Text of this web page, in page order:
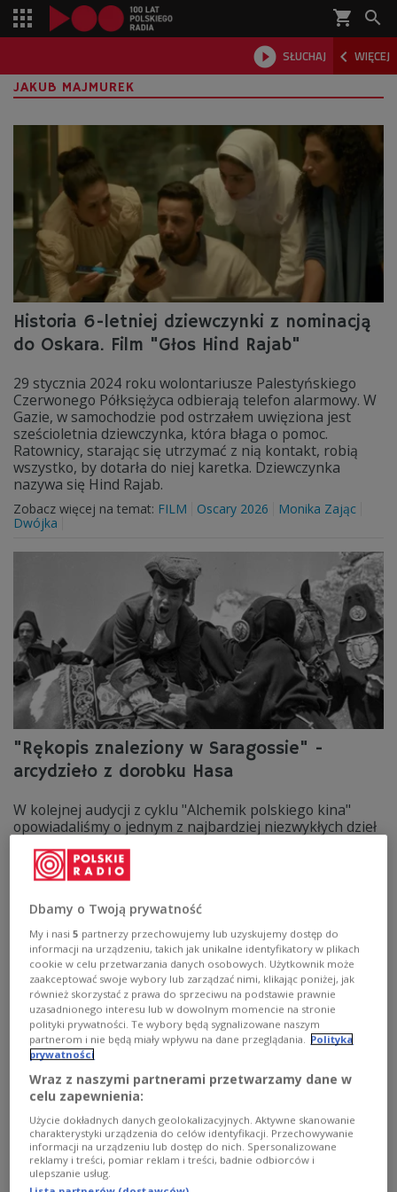
shopping_cart 
 SŁUCHAJ  WIĘCEJ

JAKUB MAJMUREK
Historia 6-letniej dziewczynki z nominacją
do Oskara. Film "Głos Hind Rajab"
29 stycznia 2024 roku wolontariusze Palestyńskiego
Czerwonego Półksiężyca odbierają telefon alarmowy. W
Gazie, w samochodzie pod ostrzałem uwięziona jest
sześcioletnia dziewczynka, która błaga o pomoc.
Ratownicy, starając się utrzymać z nią kontakt, robią
wszystko, by dotarła do niej karetka. Dziewczynka
nazywa się Hind Rajab.
Zobacz więcej na temat: FILM Oscary 2026
Monika Zając
Dwójka
"Rękopis znaleziony w Saragossie" -
arcydzieło z dorobku Hasa
W kolejnej audycji z cyklu "Alchemik polskiego kina"
opowiadaliśmy o jednym z najbardziej niezwykłych dzieł
znaleziony w Saragossie" w reżyserii Wojciecha Jerzego
Hasa.
Zobacz więcej na temat:
Wojciech Jerzy Has
Rękopis znaleziony w Saragossie
Rok Wojciecha Jerzego Hasa
Marcin Pesta
Dwójka
KULTURA
FILM
Czerwony sztandar wyprowadzić? Czyli
Dbamy o Twoją prywatność
My i nasi5 partnerzy przechowujemy lub uzyskujemy dostęp do
informacji na urządzeniu, takich jak unikalne identyfikatory w plikach
cookie w celu przetwarzania danych osobowych. Użytkownik może
zaakceptować swoje wybory lub zarządzać nimi, klikając poniżej, jak
również skorzystać z prawa do sprzeciwu na podstawie prawnie
uzasadnionego interesu lub w dowolnym momencie na stronie
polityki prywatności. Te wybory będą sygnalizowane naszym
partnerom i nie będą miały wpływu na dane przeglądania.
Polityka
prywatności
Wraz z naszymi partnerami przetwarzamy dane w
celu zapewnienia:
Użycie dokładnych danych geolokalizacyjnych. Aktywne skanowanie
charakterystyki urządzenia do celów identyfikacji. Przechowywanie
informacji na urządzeniu lub dostęp do nich. Spersonalizowane
reklamy i treści, pomiar reklam i treści, badnie odbiorców i
ulepszanie usług.